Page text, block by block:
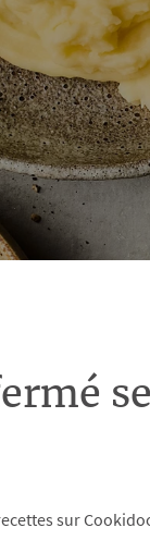
sur